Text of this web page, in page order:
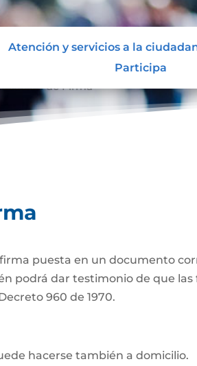
Atención y servicios a la
Participa
puesta en un documento
podrá dar testimonio de que
960 de 1970.
hacerse también a domicilio.